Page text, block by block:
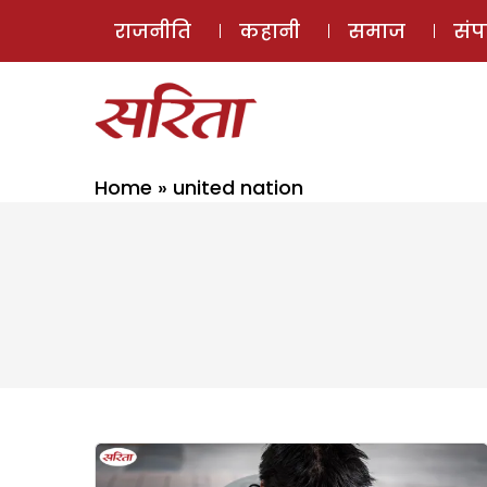
राजनीति कहानी समाज
Home » united nation